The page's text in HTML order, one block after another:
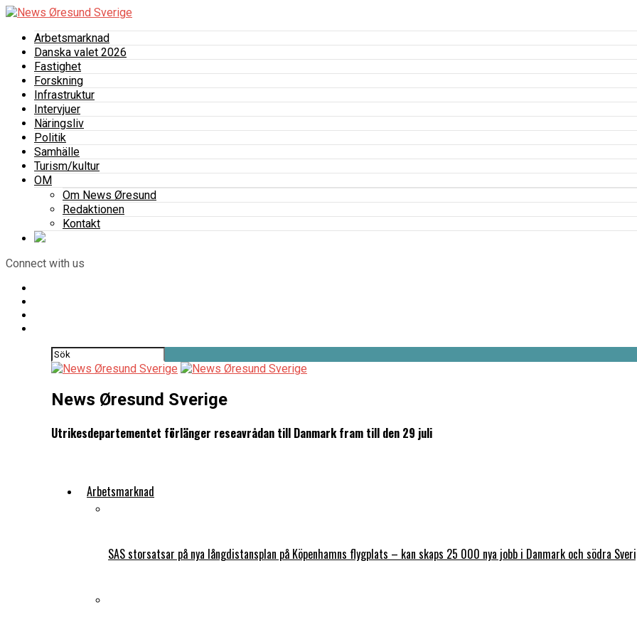
Arbetsmarknad
Danska valet 2026
Fastighet
Forskning
Infrastruktur
Intervjuer
Näringsliv
Politik
Samhälle
Turism/kultur
OM
Om News Øresund
Redaktionen
Kontakt
Connect with us
News Øresund Sverige
Utrikesdepartementet förlänger reseavrådan till Danmark fram till den 29 juli
Arbetsmarknad
SAS storsatsar på nya långdistansplan på Köpenhamns flygplats – kan skaps 25 000 nya jobb i Danmark och södra